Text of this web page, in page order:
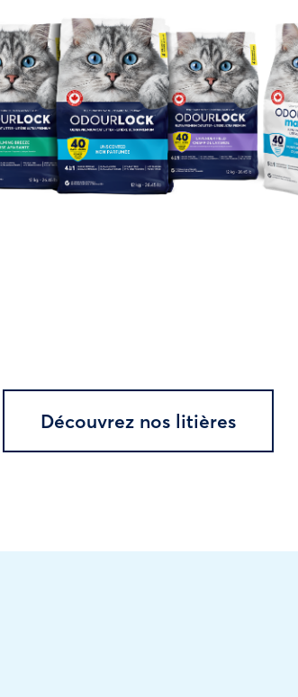
Découvrez nos litières